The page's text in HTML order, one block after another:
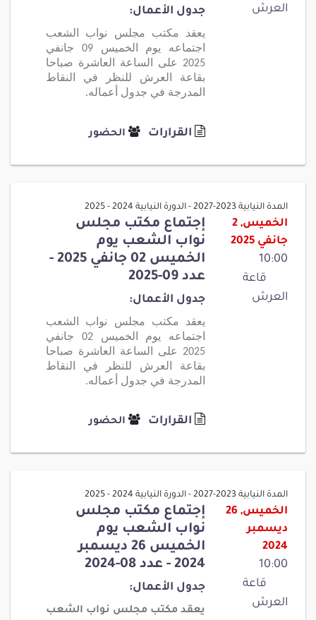
العرش
جدول الأعمال:
يعقد مكتب مجلس نواب الشعب
اجتماعه يوم الخميس 09 جانفي
2025 على الساعة العاشرة صباحا
بقاعة العرش للنظر في النقاط
المدرجة في جدول أعماله.
القرارات الحضور
المدة النيابية 2023-2027 - الدورة النيابية 2024 - 2025
الخميس, 2
جانفي 2025
10:00
قاعة
العرش
إجتماع مكتب مجلس
نواب الشعب يوم
الخميس 02 جانفي 2025 -
عدد 09-2025
جدول الأعمال:
يعقد مكتب مجلس نواب الشعب
اجتماعه يوم الخميس 02 جانفي
2025 على الساعة العاشرة صباحا
بقاعة العرش للنظر في النقاط
المدرجة في جدول أعماله.
القرارات الحضور
المدة النيابية 2023-2027 - الدورة النيابية 2024 - 2025
الخميس, 26
ديسمبر
2024
10:00
قاعة
العرش
إجتماع مكتب مجلس
نواب الشعب يوم
الخميس 26 ديسمبر
2024 - عدد 08-2024
جدول الأعمال:
يعقد مكتب مجلس نواب الشعب